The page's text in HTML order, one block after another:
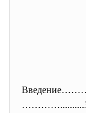
………